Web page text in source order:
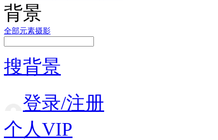
背景
全部元素摄影
搜背景
登录/注册
个人VIP